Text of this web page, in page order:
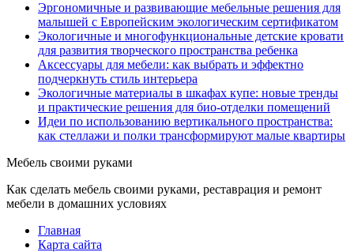
Эргономичные и развивающие мебельные решения для
малышей с Европейским экологическим сертификатом
Экологичные и многофункциональные детские кровати
для развития творческого пространства ребенка
Аксессуары для мебели: как выбрать и эффектно
подчеркнуть стиль интерьера
Экологичные материалы в шкафах купе: новые тренды
и практические решения для био-отделки помещений
Идеи по использованию вертикального пространства:
как стеллажи и полки трансформируют малые квартиры
Мебель своими руками
Как сделать мебель своими руками, реставрация и ремонт
мебели в домашних условиях
Главная
Карта сайта